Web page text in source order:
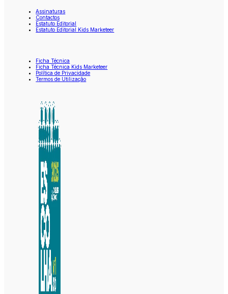
Assinaturas
Contactos
Estatuto Editorial
Estatuto Editorial Kids Marketeer
Ficha Técnica
Ficha Técnica Kids Marketeer
Política de Privacidade
Termos de Utilização